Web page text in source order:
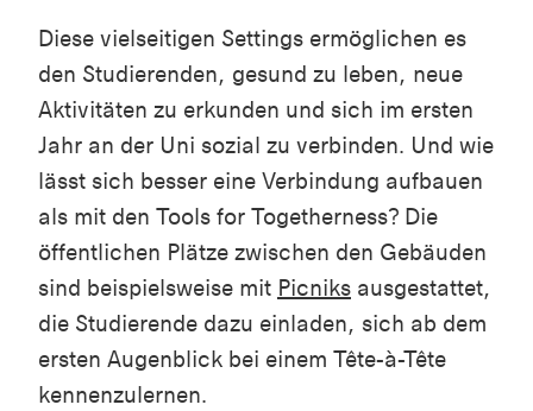
Diese vielseitigen Settings ermöglichen es
den Studierenden, gesund zu leben, neue
Aktivitäten zu erkunden und sich im ersten
Jahr an der Uni sozial zu verbinden. Und wie
lässt sich besser eine Verbindung aufbauen
als mit den Tools for Togetherness? Die
öffentlichen Plätze zwischen den Gebäuden
sind beispielsweise mit Picniks ausgestattet,
die Studierende dazu einladen, sich ab dem
ersten Augenblick bei einem Tête-à-Tête
kennenzulernen.